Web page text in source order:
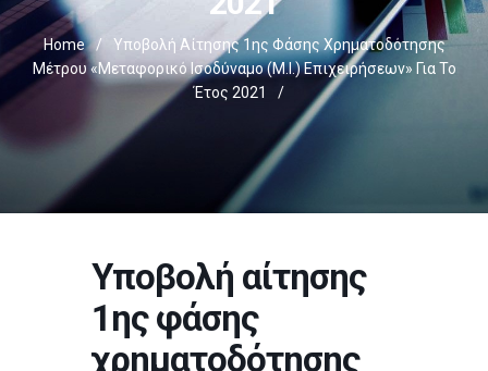
Home /
Υποβολή Αίτησης 1ης Φάσης Χρηματοδότησης
Μέτρου «Μεταφορικό Ισοδύναμο (Μ.Ι.) Επιχειρήσεων» Για Το
Έτος 2021
/
Υποβολή αίτησης
1ης φάσης
χρηματοδότησης